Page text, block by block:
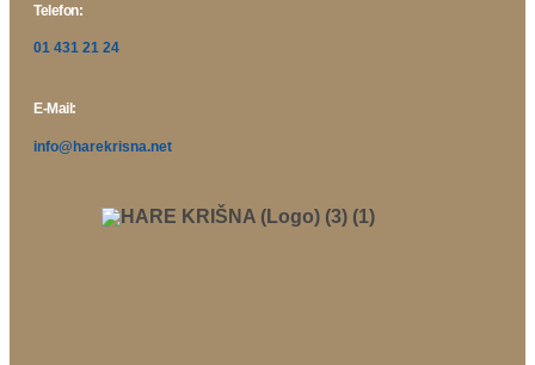
Telefon:
01 431 21 24
E-Mail:
info@harekrisna.net